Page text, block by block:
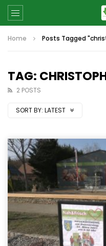
Home Posts Tagged
TAG:
2 POSTS
SORT BY: LATEST